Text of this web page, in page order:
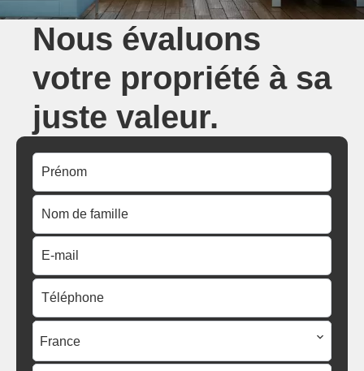
Nous évaluons
votre propriété à sa
juste valeur.
France